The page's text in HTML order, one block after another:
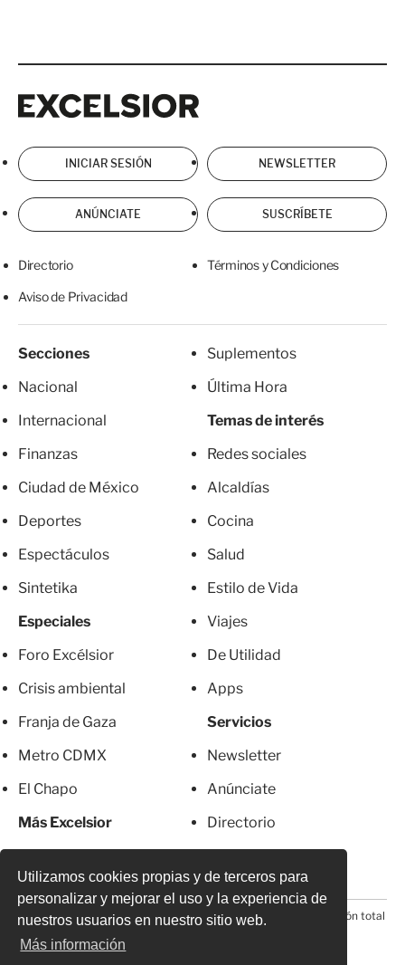
Utilizamos cookies propias y de terceros para
personalizar y mejorar el uso y la experiencia de
nuestros usuarios en nuestro sitio web.
Más información
INICIAR SESIÓN NEWSLETTER
ANÚNCIATE SUSCRÍBETE
Directorio Términos y Condiciones
Aviso de Privacidad
Secciones
Nacional
Internacional
Finanzas
Ciudad de México
Deportes
Espectáculos
Sintetika
Especiales
Foro Excélsior
Crisis ambiental
Franja de Gaza
Metro CDMX
El Chapo
Más Excelsior
Suplementos
Última Hora
Temas de interés
Redes sociales
Alcaldías
Cocina
Salud
Estilo de Vida
Viajes
De Utilidad
Apps
Servicios
Newsletter
Anúnciate
Directorio
© 2026 Todos los derechos reservados. Prohibida la reproducción total
o parcial, incluyendo cualquier medio electrónico*